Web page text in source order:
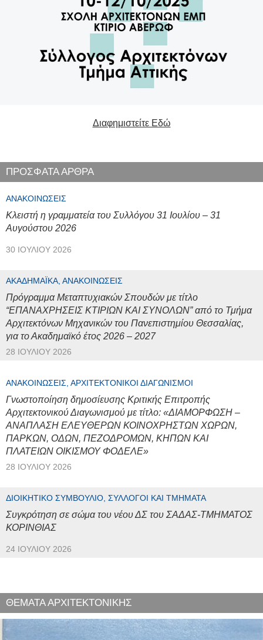
Διαφημιστείτε Εδώ
ΠΡΟΣΦΑΤΑ ΑΡΘΡΑ
ΑΝΑΚΟΙΝΏΣΕΙΣ
Κλειστή η γραμματεία του Συλλόγου 31 Ιουλίου – 31
Αυγούστου 2026
30 ΙΟΥΛΊΟΥ 2026
ΑΚΑΔΗΜΑΪΚΆ, ΑΝΑΚΟΙΝΏΣΕΙΣ
Πρόγραμμα Μεταπτυχιακών Σπουδών με τίτλο
“ΕΠΑΝΑΧΡΗΣΕΙΣ ΚΤΙΡΙΩΝ ΚΑΙ ΣΥΝΟΛΩΝ” από το Τμήμα
Αρχιτεκτόνων Μηχανικών του Πανεπιστημίου Θεσσαλίας,
για το Ακαδημαϊκό έτος 2026 – 2027
28 ΙΟΥΛΊΟΥ 2026
ΑΝΑΚΟΙΝΏΣΕΙΣ, ΑΡΧΙΤΕΚΤΟΝΙΚΟΊ ΔΙΑΓΩΝΙΣΜΟΊ
Γνωστοποίηση δημοσίευσης Κριτικής Επιτροπής
Αρχιτεκτονικού Διαγωνισμού με τίτλο: «ΔΙΑΜΟΡΦΩΣΗ –
ΑΝΑΠΛΑΣΗ ΕΛΕΥΘΕΡΩΝ ΚΟΙΝΟΧΡΗΣΤΩΝ ΧΩΡΩΝ,
ΠΑΡΚΩΝ, ΟΔΩΝ, ΠΕΖΟΔΡΟΜΩΝ, ΚΗΠΩΝ ΚΑΙ
ΠΛΑΤΕΙΩΝ ΟΙΚΙΣΜΟΥ ΦΟΔΕΛΕ»
28 ΙΟΥΛΊΟΥ 2026
ΔΙΟΙΚΗΤΙΚΌ ΣΥΜΒΟΎΛΙΟ, ΣΎΛΛΟΓΟΙ ΚΑΙ ΤΜΉΜΑΤΑ
Συγκρότηση σε σώμα του νέου ΔΣ του ΣΑΔΑΣ-ΤΜΗΜΑΤΟΣ
ΚΟΡΙΝΘΙΑΣ
24 ΙΟΥΛΊΟΥ 2026
ΘΕΜΑΤΑ ΑΡΧΙΤΕΚΤΟΝΙΚΗΣ